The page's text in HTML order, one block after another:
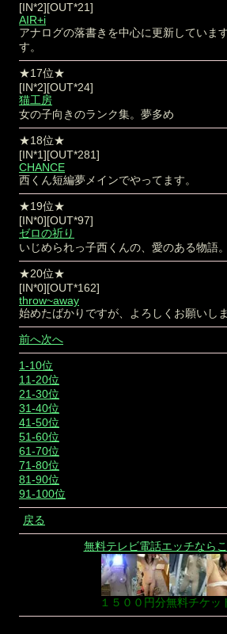
[IN*2][OUT*21]
AIR+i
アナログの落書きを中心に更新していま
す。
★17位★
[IN*2][OUT*24]
猫工房
女の子向きのランク集。夢多め
★18位★
[IN*1][OUT*281]
CHANCE
西くん短編夢メインでやってます。
★19位★
[IN*0][OUT*97]
ゼロの祈り
いじめられっ子西くんの、愛のある物語。
★20位★
[IN*0][OUT*162]
throw~away
始めたばかりですが、よろしくお願いしま
前へ次へ
1-10位
11-20位
21-30位
31-40位
41-50位
51-60位
61-70位
71-80位
81-90位
91-100位
戻る
無料テレビ電話エッチなら
１５００円分無料チケッ